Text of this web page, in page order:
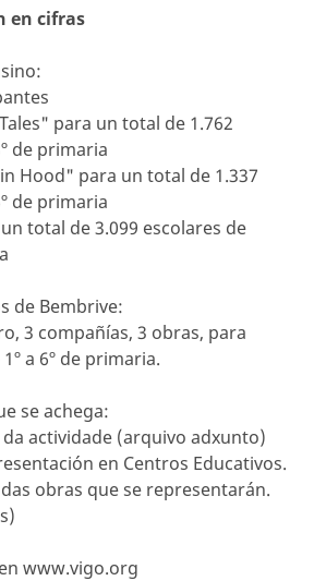
en cifras
para un total de 1.762
de primaria
Hood" para un total de 1.337
de primaria
total de 3.099 escolares de
de Bembrive:
3 compañías, 3 obras, para
a 6º de primaria.
se achega:
actividade (arquivo adxunto)
en Centros Educativos.
obras que se representarán.
www.vigo.org